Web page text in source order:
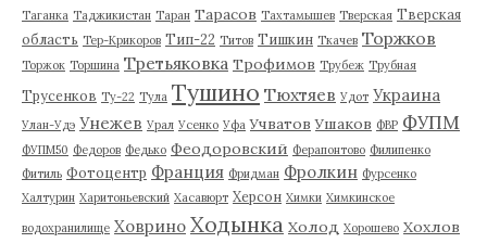
Таганка Таджикистан Таран Тарасов Тахтамышев Тверская Тверская
область Тер-Крикоров Тип-22 Титов Тишкин Ткачев Торжков
Торжок Торшина Третьяковка Трофимов Трубеж Трубная
Трусенков Ту-22 Тула Тушино Тюхтяев Удот Украина
Улан-Удэ Унежев Урал Усенко Уфа Учватов Ушаков ФВР ФУПМ
ФУПМ50 Федоров Федько Феодоровский Ферапонтово Филипенко
Фитиль Фотоцентр Франция Фридман Фролкин Фурсенко
Халтурин Харитоньевский Хасавюрт Херсон Химки Химкинское
водохранилище Ховрино Ходынка Холод Хорошево Хохлов